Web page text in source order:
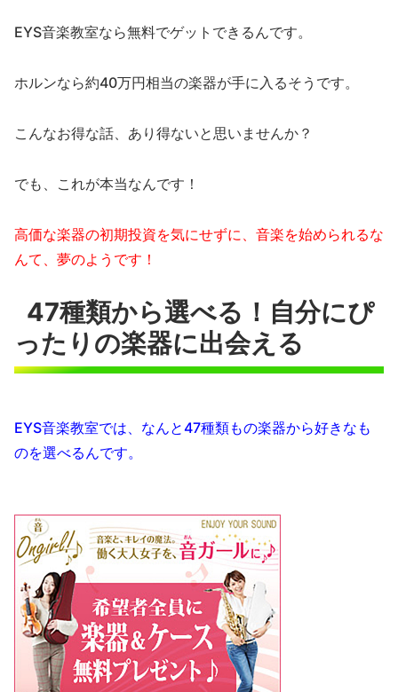
EYS音楽教室なら無料でゲットできるんです。
ホルンなら約40万円相当の楽器が手に入るそうです。
こんなお得な話、あり得ないと思いませんか？
でも、これが本当なんです！
高価な楽器の初期投資を気にせずに、音楽を始められるな
んて、夢のようです！
47種類から選べる！自分にぴ
ったりの楽器に出会える
EYS音楽教室では、なんと47種類もの楽器から好きなも
のを選べるんです。